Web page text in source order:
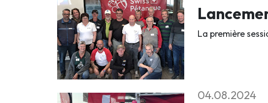
La première
04.08.2024